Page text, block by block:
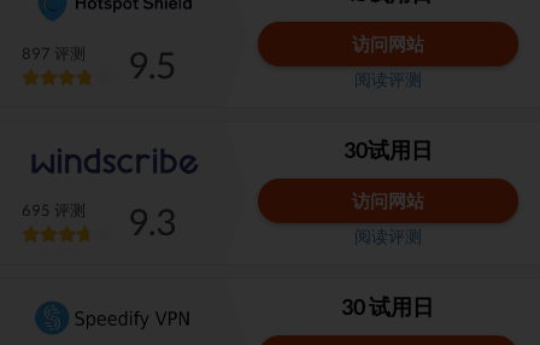
897 评测 9.5 访问网站
阅读评测
695 评测 9.3
30试用日
访问网站
阅读评测
30 试用日